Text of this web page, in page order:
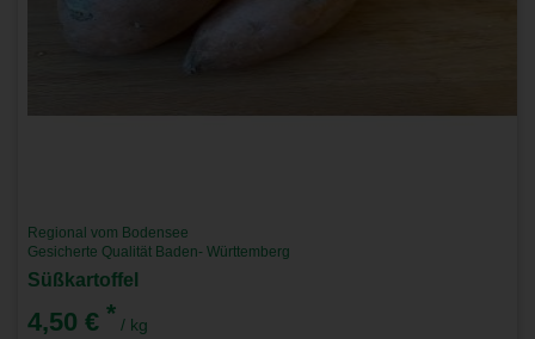
Regional vom Bodensee
Gesicherte Qualität Baden- Württemberg
Süßkartoffel
4,50 € * / kg